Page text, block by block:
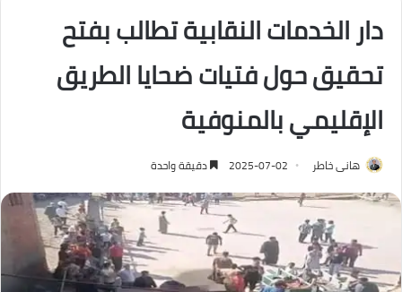
دار الخدمات النقابية تطالب بفتح
تحقيق حول فتيات ضحايا الطريق
الإقليمي بالمنوفية
هانى خاطر 2025-07-02 دقيقة واحدة